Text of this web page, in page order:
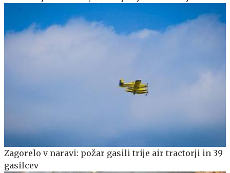
Zagorelo v naravi: požar gasili trije air tractorji in 39
gasilcev